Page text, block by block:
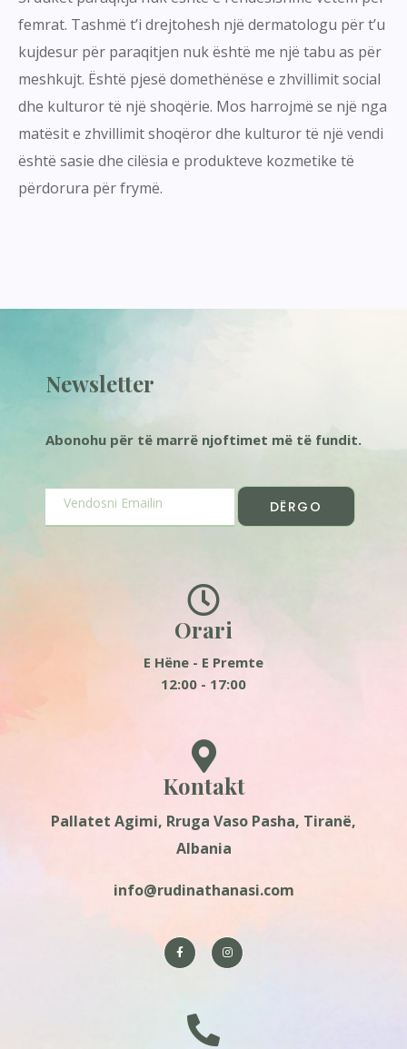
femrat. Tashmë t’i drejtohesh një dermatologu për t’u
kujdesur për paraqitjen nuk është me një tabu as për
meshkujt. Është pjesë domethënëse e zhvillimit social
dhe kulturor të një shoqërie. Mos harrojmë se një nga
matësit e zhvillimit shoqëror dhe kulturor të një vendi
është sasie dhe cilësia e produkteve kozmetike të
përdorura për frymë.
Newsletter
Abonohu për të marrë njoftimet më të fundit.
DËRGO
Orari
E Hëne - E Premte
12:00 - 17:00
Kontakt
Pallatet Agimi, Rruga Vaso Pasha, Tiranë,
Albania
info@rudinathanasi.com